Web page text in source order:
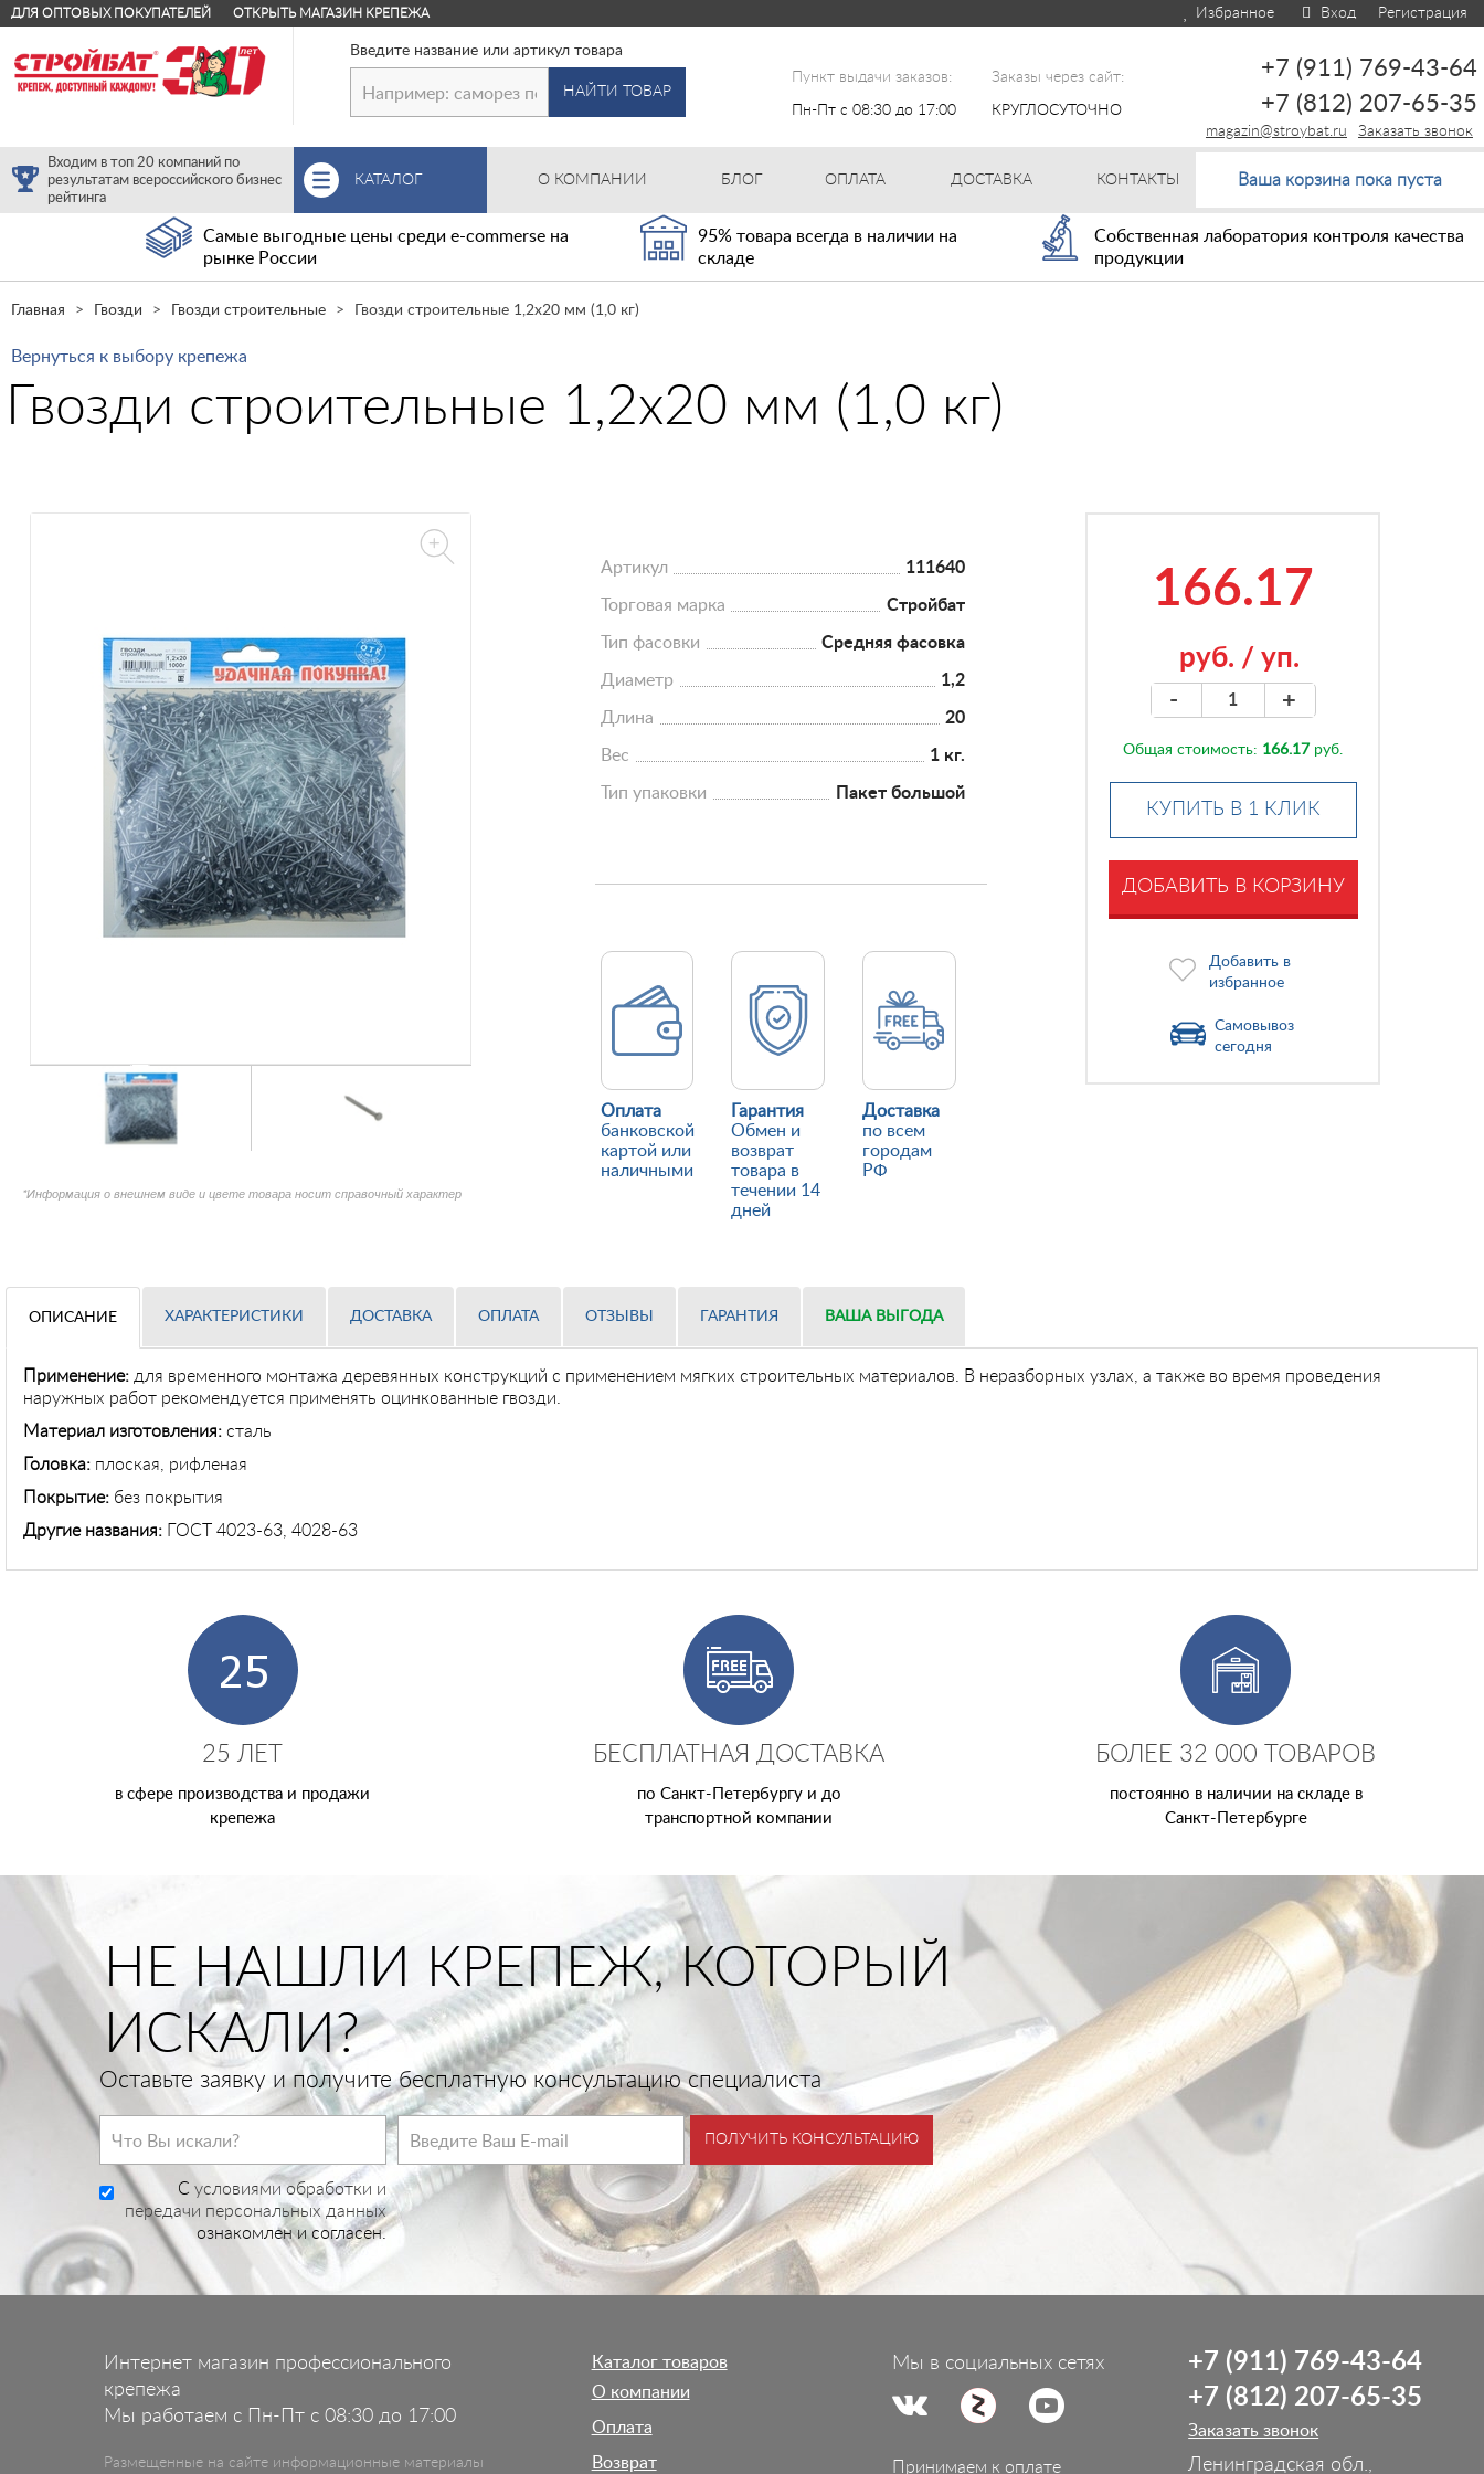
ДЛЯ ОПТОВЫХ ПОКУПАТЕЛЕЙ ОТКРЫТЬ МАГАЗИН КРЕПЕЖА Избранное Вход Регистрация
Введите название или артикул товара
НАЙТИ ТОВАР
Пункт выдачи заказов:
Пн-Пт с 08:30 до 17:00
Заказы через сайт:
КРУГЛОСУТОЧНО
+7 (911) 769-43-64
+7 (812) 207-65-35
Заказать звонок
magazin@stroybat.ru
Входим в топ 20 компаний по
результатам всероссийского бизнес
рейтинга
КАТАЛОГ О КОМПАНИИ БЛОГ ОПЛАТА ДОСТАВКА КОНТАКТЫ Ваша корзина пока пуста
Самые выгодные цены среди e-commerse на
рынке России
95% товара всегда в наличии на
складе
Собственная лаборатория контроля качества
продукции
Главная Гвозди Гвозди строительные Гвозди строительные 1,2х20 мм (1,0 кг)
Вернуться к выбору крепежа
Гвозди строительные 1,2х20 мм (1,0 кг)
*Информация о внешнем виде и цвете товара носит справочный характер
Артикул 111640
Торговая марка Стройбат
Тип фасовки Средняя фасовка
Диаметр 1,2
Длина 20
Вес 1 кг.
Тип упаковки Пакет большой
Оплата
банковской
картой или
наличными
Гарантия
Обмен и
возврат
товара в
течении 14
дней
Доставка
по всем
городам
РФ
166.17
руб. / уп.
- +
Общая стоимость: 166.17 руб.
КУПИТЬ В 1 КЛИК
ДОБАВИТЬ В КОРЗИНУ
Добавить в
избранное
Самовывоз
сегодня
ОПИСАНИЕ ХАРАКТЕРИСТИКИ ДОСТАВКА ОПЛАТА ОТЗЫВЫ ГАРАНТИЯ ВАША ВЫГОДА
Применение: для временного монтажа деревянных конструкций с применением мягких строительных материалов. В неразборных узлах, а также во время проведения
наружных работ рекомендуется применять оцинкованные гвозди.
Материал изготовления: сталь
Головка: плоская, рифленая
Покрытие: без покрытия
Другие названия:
ГОСТ 4023-63, 4028-63
25 ЛЕТ
в сфере производства и продажи
крепежа
БЕСПЛАТНАЯ ДОСТАВКА
по Санкт-Петербургу и до
транспортной компании
БОЛЕЕ 32 000 ТОВАРОВ
постоянно в наличии на складе в
Санкт-Петербурге
НЕ НАШЛИ КРЕПЕЖ, КОТОРЫЙ
ИСКАЛИ?
Оставьте заявку и получите бесплатную консультацию специалиста
C условиями обработки и
передачи персональных данных
ознакомлен и согласен.
ПОЛУЧИТЬ КОНСУЛЬТАЦИЮ
Интернет магазин профессионального
крепежа
Мы работаем с Пн-Пт с 08:30 до 17:00
Размещенные на сайте информационные материалы
Каталог товаров
О компании
Оплата
Возврат
Мы в социальных сетях
Принимаем к оплате
+7 (911) 769-43-64
+7 (812) 207-65-35
Заказать звонок
Ленинградская обл.,